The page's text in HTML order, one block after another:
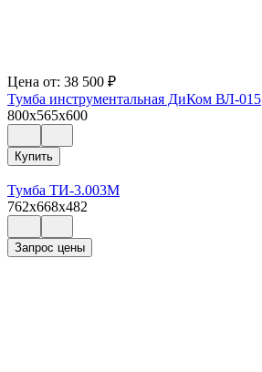
Цена от: 38 500 ₽
Тумба инструментальная ДиКом ВЛ-015
800x565x600
Купить
Тумба ТИ-3.003М
762x668x482
Запрос цены